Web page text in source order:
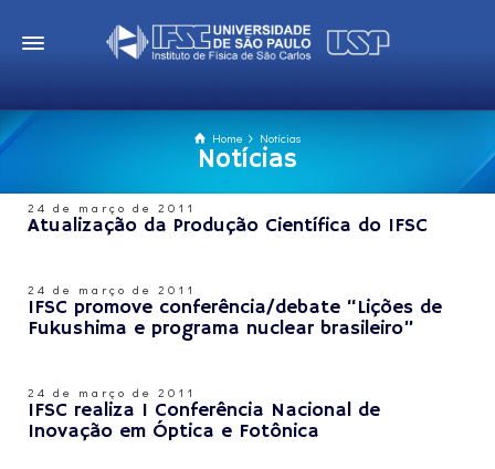
Home Notícias
Notícias
24 de março de 2011
Atualização da Produção Científica do IFSC
24 de março de 2011
IFSC promove conferência/debate “Lições de
Fukushima e programa nuclear brasileiro”
24 de março de 2011
IFSC realiza I Conferência Nacional de
Inovação em Óptica e Fotônica